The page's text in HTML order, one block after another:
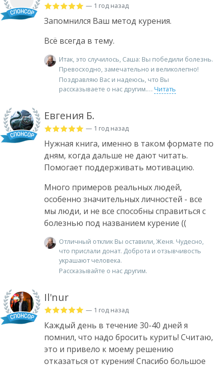
— 1 год назад
Запомнился Ваш метод курения.
Всё всегда в тему.
Итак, это случилось, Саша: Вы победили болезнь.
Превосходно, замечательно и великолепно!
Поздравляю Вас и надеюсь, что Вы
рассказываете о нас другим.
Читать
Евгения Б.
— 1 год назад
Нужная книга, именно в таком формате по
дням, когда дальше не дают читать.
Помогает поддерживать мотивацию.
Много примеров реальных людей,
особенно значительных личностей - все
мы люди, и не все способны справиться с
болезнью под названием курение ((
Отличный отклик Вы оставили, Женя. Чудесно,
что прислали донат. Доброта и отзывчивость
украшают человека.
Рассказывайте о нас другим.
Il'nur
— 1 год назад
Каждый день в течение 30-40 дней я
помнил, что надо бросить курить! Считаю,
это и привело к моему решению
отказаться от курения! Спасибо большое